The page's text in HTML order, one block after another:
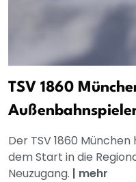
TSV 1860
Der TSV 1860
dem Start in die
Neuzugang. | mehr